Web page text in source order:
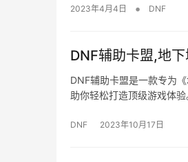
2023年4月4日 • DNF
DNF辅助卡盟,地
DNF辅助卡盟是一款专为
助你轻松打造顶级游戏体验
DNF 2023年10月17日